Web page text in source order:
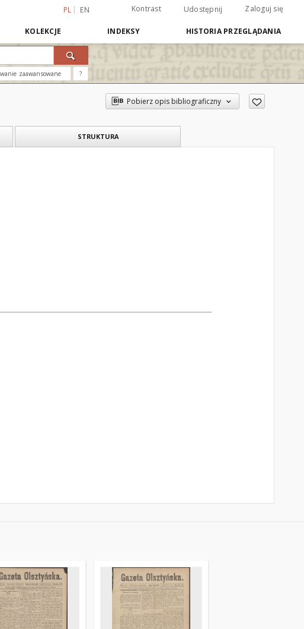
PL EN Kontrast Udostępnij Zaloguj się
KOLEKCJE INDEKSY HISTORIA PRZEGLĄDANIA
zaawansowane ?
Pobierz opis bibliograficzny
STRUKTURA